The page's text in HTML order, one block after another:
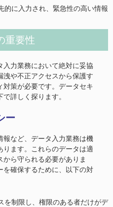
的に入力され、緊急性の高い情報
重要性
力業務において絶対に妥協
洩や不正アクセスから保護す
対策が必要です。データセキ
詳しく探ります。
ー
報など、データ入力業務は機
ります。これらのデータは適
ら守られる必要がありま
を確保するために、以下の対
を制限し、権限のある者だけがデ